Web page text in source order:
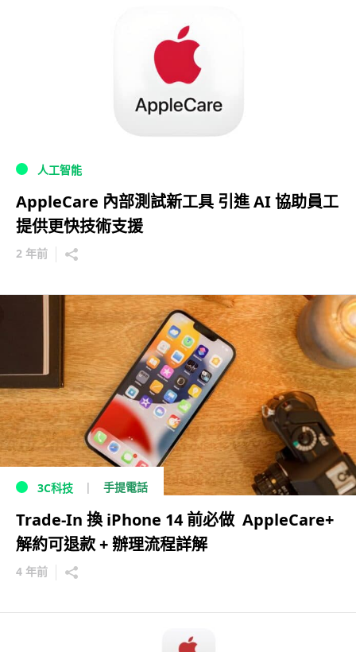
人工智能
AppleCare 內部測試新工具 引進 AI 協助員工
提供更快技術支援
2 年前
3C科技 手提電話
Trade-In 換 iPhone 14 前必做 AppleCare+
解約可退款 + 辦理流程詳解
4 年前